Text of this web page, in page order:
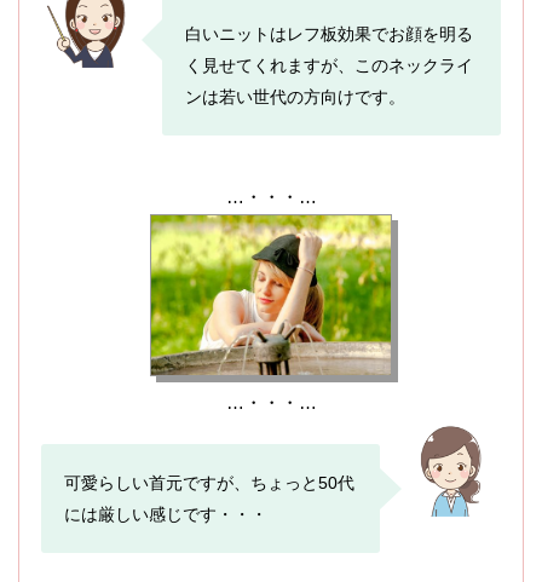
白いニットはレフ板効果でお顔を明る
く見せてくれますが、このネックライ
ンは若い世代の方向けです。
…・・・…
…・・・…
可愛らしい首元ですが、ちょっと50代
には厳しい感じです・・・